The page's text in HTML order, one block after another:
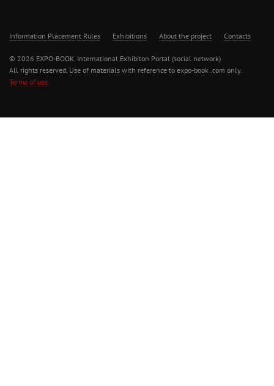
Information Placement Rules Exhibitions About the project Contacts
© 2026 EXPO-BOOK. International Exhibiton Portal (social network)
All rights reserved. Use of materials with reference to expo-book .com only.
Terms of use